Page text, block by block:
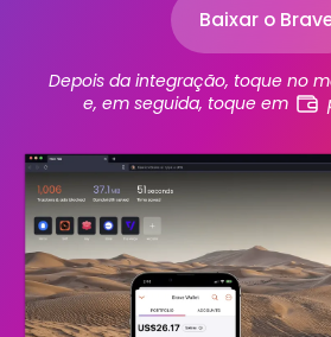
Baixar o
Depois da integração, toque no
e, em seguida, toque em